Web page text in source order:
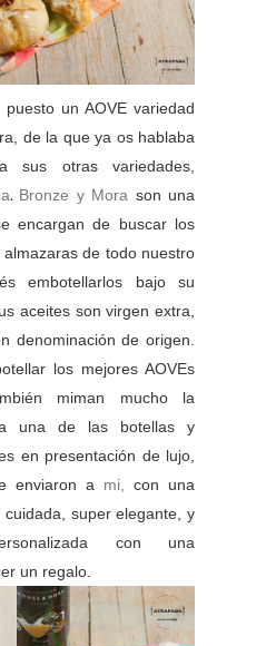
un AOVE variedad
de la que ya os hablaba
sus otras variedades,
. Bronze y Mora son una
encargan de buscar los
almazaras de todo nuestro
embotellarlos bajo su
aceites son virgen extra,
denominación de origen.
los mejores AOVEs
miman mucho la
una de las botellas y
en presentación de lujo,
enviaron a mi,
con una
super elegante, y
con una
un regalo.